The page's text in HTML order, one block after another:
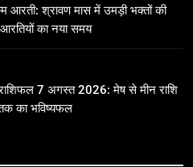
आरती: श्रावण मास में उमड़ी भक्तों की
का नया समय
7 अगस्त 2026: मेष से मीन राशि
का भविष्यफल